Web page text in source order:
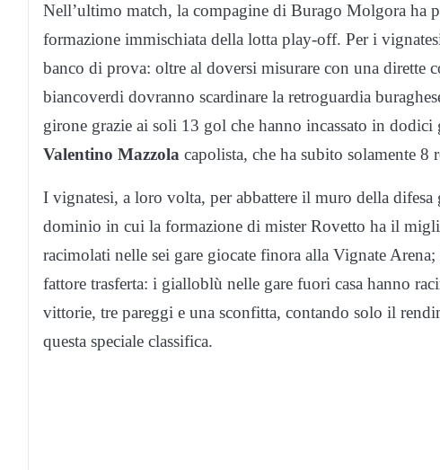
Nell’ultimo match, la compagine di Burago Molgora ha
formazione immischiata della lotta play-off. Per i
banco di prova: oltre al doversi misurare con una dirette
biancoverdi dovranno scardinare la retroguardia
girone grazie ai soli 13 gol che hanno incassato in dodici
Valentino Mazzola capolista, che ha subito solamente 8
I vignatesi, a loro volta, per abbattere il muro della
dominio in cui la formazione di mister Rovetto ha il
racimolati nelle sei gare giocate finora alla Vignate
fattore trasferta: i gialloblù nelle gare fuori casa hanno
vittorie, tre pareggi e una sconfitta, contando solo il
questa speciale classifica.